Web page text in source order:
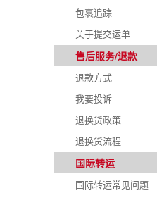
包裹追踪
关于提交运单
售后服务/退款
退款方式
我要投诉
退换货政策
退换货流程
国际转运
国际转运常见问题